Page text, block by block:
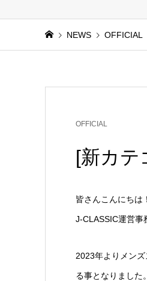
NEWS OFFICIAL
OFFICIAL
[新カテ
皆さんこんにちは！
J-CLASSIC運営事
2023年よりメン
る事となりました。